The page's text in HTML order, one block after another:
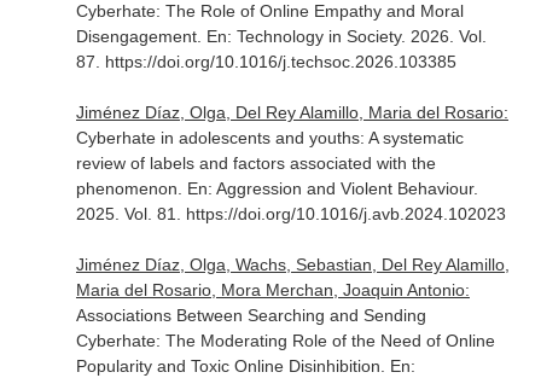
Cyberhate: The Role of Online Empathy and Moral
Disengagement. En: Technology in Society. 2026. Vol.
87. https://doi.org/10.1016/j.techsoc.2026.103385
Jiménez Díaz, Olga, Del Rey Alamillo, Maria del Rosario:
Cyberhate in adolescents and youths: A systematic
review of labels and factors associated with the
phenomenon. En: Aggression and Violent Behaviour.
2025. Vol. 81. https://doi.org/10.1016/j.avb.2024.102023
Jiménez Díaz, Olga, Wachs, Sebastian, Del Rey Alamillo,
Maria del Rosario, Mora Merchan, Joaquin Antonio:
Associations Between Searching and Sending
Cyberhate: The Moderating Role of the Need of Online
Popularity and Toxic Online Disinhibition. En: